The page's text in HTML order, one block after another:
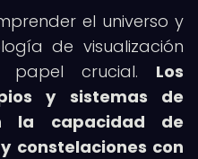
el universo y
de visualización
papel crucial. Los
y sistemas de
la capacidad de
constelaciones con